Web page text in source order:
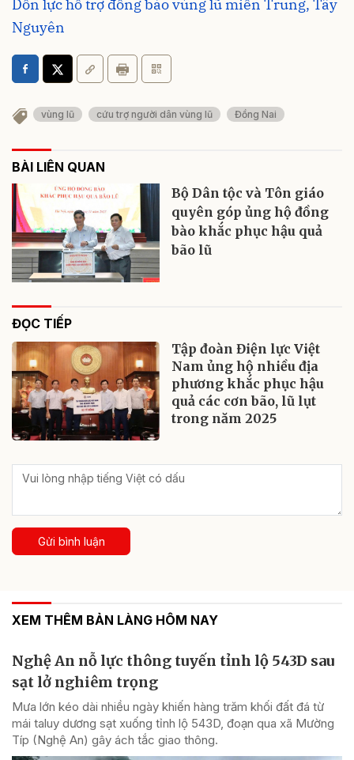
Dồn lực hỗ trợ đồng bào vùng lũ miền Trung, Tây
Nguyên
vùng lũ cứu trợ người dân vùng lũ Đồng Nai
BÀI LIÊN QUAN
Bộ Dân tộc và Tôn giáo
quyên góp ủng hộ đồng
bào khắc phục hậu quả
bão lũ
ĐỌC TIẾP
Tập đoàn Điện lực Việt
Nam ủng hộ nhiều địa
phương khắc phục hậu
quả các cơn bão, lũ lụt
trong năm 2025
Gửi bình luận
XEM THÊM BẢN LÀNG HÔM NAY
Nghệ An nỗ lực thông tuyến tỉnh lộ 543D sau
sạt lở nghiêm trọng
Mưa lớn kéo dài nhiều ngày khiến hàng trăm khối đất đá từ
mái taluy dương sạt xuống tỉnh lộ 543D, đoạn qua xã Mường
Típ (Nghệ An) gây ách tắc giao thông.